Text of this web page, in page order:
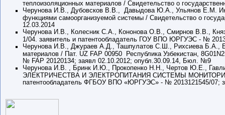
теплоизоляционных материалов / Свидетельство о
Черунова И.В., Дубовсков В.В., Давыдова Ю.А., Ульянов Е.М.
функциями самоорганизуемой системы / Свидетельство о
12.03.2014
Черунова И.В., Колесник С.А., Кононова О.В., Смирнов В.В.,
1/04. заявитель и патентообладатель ГОУ ВПО ЮРГУЭС - №
Черунова И.В., Джураев А.Д., Ташпулатов С.Ш., Рихсиева Б.А.,
материалов / Пат. UZ FAP 00950 Республика Узбекистан,
№ FAP 20120134; заявл 02.10.2012; опубл.30.09.14, Бюл. №9
Черунова И.В. , Бринк И.Ю., Прокопенко Н.Н., Чертов
ЭЛЕКТРИЧЕСТВА И ЭЛЕКТРОПИТАНИЯ СИСТЕМЫ МОНИТОРИНГА
патентообладатель ФГБОУ ВПО «ЮРГУЭС» - № 2013121545/07;